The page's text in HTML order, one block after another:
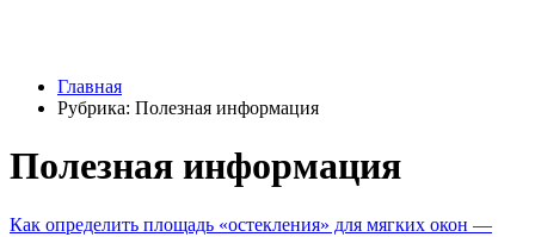
Главная
Рубрика: Полезная информация
Полезная информация
Как определить площадь «остекления» для мягких окон —